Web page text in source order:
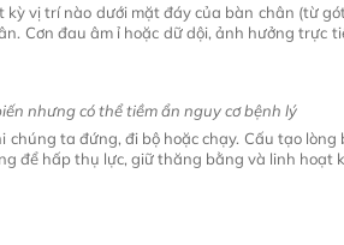
vị trí nào dưới mặt đáy của bàn chân (từ
Cơn đau âm ỉ hoặc dữ dội, ảnh hưởng trực
nhưng có thể tiềm ẩn nguy cơ bệnh lý
ta đứng, đi bộ hoặc chạy. Cấu tạo
để hấp thụ lực, giữ thăng bằng và linh hoạt